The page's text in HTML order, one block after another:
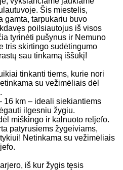
Šis miestelis,
gamta, tarpukariu buvo
poilsiautojus iš visos
tyrinėti pušynus ir Nemuno
tris skirtingo sudėtingumo
sau tinkamą iššūkį!
tinkanti tiems, kurie nori
su vežimėliais dėl
16 km – ideali siekiantiems
ilgesniu žygiu.
miškingo ir kalnuoto reljefo.
patyrusiems žygeiviams,
Netinkama su vežimėliais
iš kur žygis tęsis